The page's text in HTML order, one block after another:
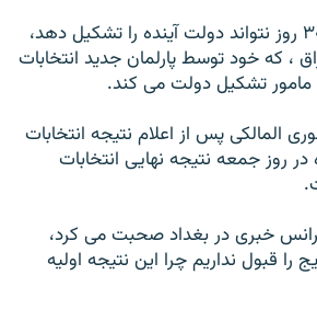
چنانچه اياد علاوی در ۳۰ روز نتواند دولت آينده را تشکيل دهد،
، که خود توسط پارلمان جديد انتخابات
مامور تشکيل دولت می کند.
المالکی پس از اعلام نتیجه انتخابات
روز جمعه نتيجه نهايی انتخابات
خبری در بغداد صحبت می کرد،
را قبول نداريم چرا اين نتيجه اوليه